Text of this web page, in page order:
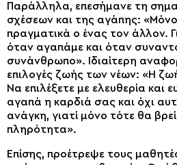
Παράλληλα, επεσήμανε τη
σχέσεων και της αγάπης:
πραγματικά ο ένας τον άλλον.
όταν αγαπάμε και όταν
συνάνθρωπο». Ιδιαίτερη
επιλογές ζωής των νέων: «Η
Να επιλέξετε με ελευθερία και
αγαπά η καρδιά σας και όχι
ανάγκη, γιατί μόνο τότε θα
πληρότητα».
Επίσης, προέτρεψε τους